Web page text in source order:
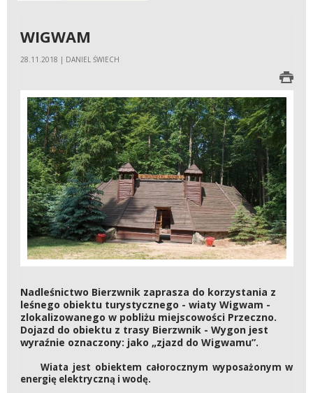
WIGWAM
28.11.2018 | DANIEL ŚWIECH
Nadleśnictwo Bierzwnik zaprasza do korzystania z
leśnego obiektu turystycznego - wiaty Wigwam -
zlokalizowanego w pobliżu miejscowości Przeczno.
Dojazd do obiektu z trasy Bierzwnik - Wygon jest
wyraźnie oznaczony: jako „zjazd do Wigwamu”.
Wiata jest obiektem całorocznym wyposażonym w
energię elektryczną i wodę.